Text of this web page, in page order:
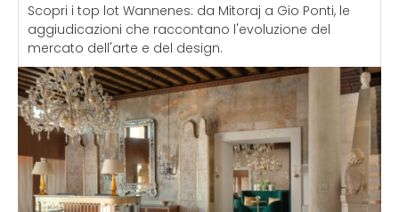
Scopri i top lot Wannenes: da Mitoraj a Gio Ponti, le
aggiudicazioni che raccontano l'evoluzione del
mercato dell'arte e del design.